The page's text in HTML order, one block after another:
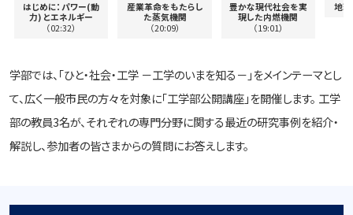
はじめに：パワー(動
力) とエネルギー
（02:32）
産業革命をもたらし
た蒸気機関
（20:09）
豊かな現代社会を実
現した内燃機関
（19:01）
地
学部では、「ひと・社会・工学 －工学のいまを知る－」をメインテーマとし
て、広く一般市民の方々を対象に「工学部公開講座」を開催します。 工学
部の教員3名が、それぞれの専門分野に関する最近の研究事例を紹介・
解説し、参加者の皆さまからの質問にお答えします。